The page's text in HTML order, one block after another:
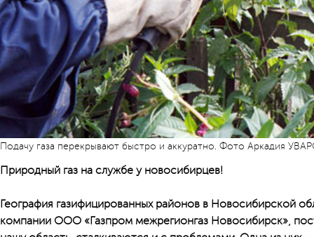
Подачу газа перекрывают быстро и аккуратно. Фото Аркадия
Природный газ на службе у новосибирцев!
География газифицированных районов в Новосибирской
компании ООО «Газпром межрегионгаз Новосибирск»,